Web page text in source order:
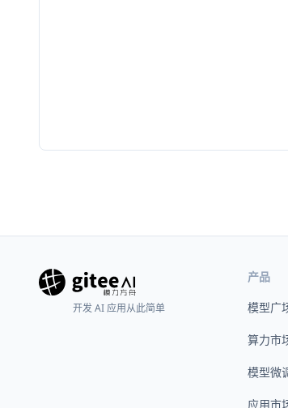
开发 AI 应用从此简单
产品
模型广
算力市
模型微
应用市